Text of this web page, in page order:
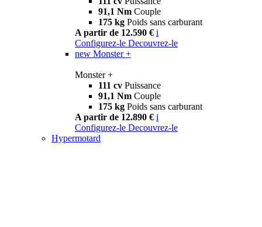
91,1 Nm Couple
175 kg Poids sans carburant
A partir de 12.590 € i
Configurez-le Decouvrez-le
new Monster +
Monster +
111 cv Puissance
91,1 Nm Couple
175 kg Poids sans carburant
A partir de 12.890 € i
Configurez-le Decouvrez-le
Hypermotard